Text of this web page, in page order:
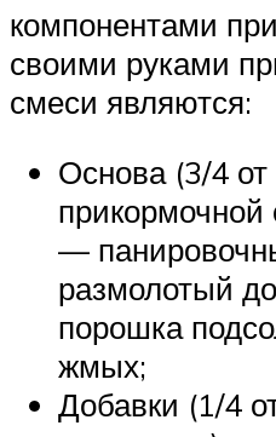
компонентами
своими руками
смеси являются:
Основа (3/4 от
прикормочной
—
размолотый
порошка
жмых;
Добавки (1/4